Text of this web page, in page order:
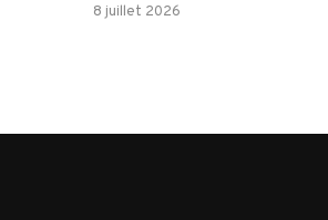
8 juillet 2026